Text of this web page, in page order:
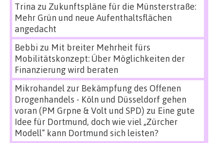
Trina zu Zukunftspläne für die Münsterstraße:
Mehr Grün und neue Aufenthaltsflächen
angedacht
Bebbi zu Mit breiter Mehrheit fürs
Mobilitätskonzept: Über Möglichkeiten der
Finanzierung wird beraten
Mikrohandel zur Bekämpfung des Offenen
Drogenhandels - Köln und Düsseldorf gehen
voran (PM Grpne & Volt und SPD) zu Eine gute
Idee für Dortmund, doch wie viel „Zürcher
Modell“ kann Dortmund sich leisten?